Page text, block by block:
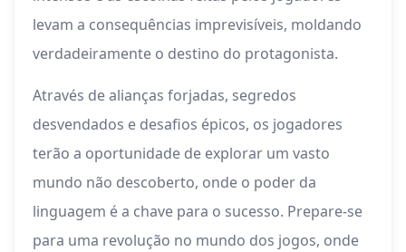
levam a consequências imprevisíveis, moldando
verdadeiramente o destino do protagonista.
Através de alianças forjadas, segredos
desvendados e desafios épicos, os jogadores
terão a oportunidade de explorar um vasto
mundo não descoberto, onde o poder da
linguagem é a chave para o sucesso. Prepare-se
para uma revolução no mundo dos jogos, onde